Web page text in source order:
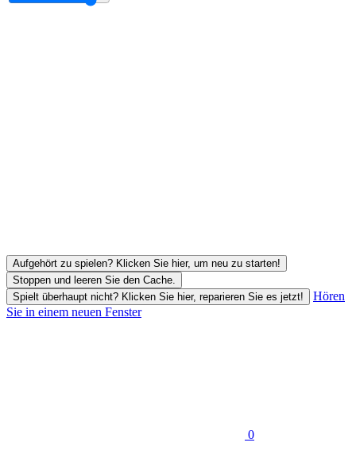
Aufgehört zu spielen? Klicken Sie hier, um neu zu starten!
Stoppen und leeren Sie den Cache.
Spielt überhaupt nicht? Klicken Sie hier, reparieren Sie es jetzt!
Hören
Sie in einem neuen Fenster
0